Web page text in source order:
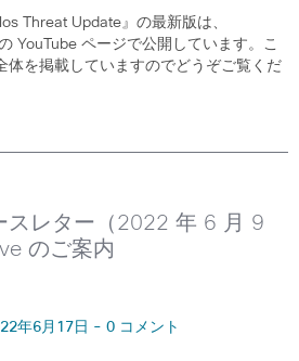
Threat Update』の最新版は、
YouTube ページで公開しています。こ
体を掲載していますのでどうぞご覧くだ
スレター（2022 年 6 月 9
のご案内
年6月17日 - 0 コメント